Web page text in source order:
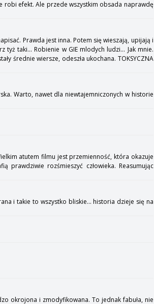
robi efekt. Ale przede wszystkim obsada naprawdę
Prawda jest inna. Potem się wieszają, upijają i
taki... Robienie w GIE mlodych ludzi... Jak mnie.
średnie wiersze, odeszła ukochana. TOKSYCZNA
Warto, nawet dla niewtajemniczonych w historie
atutem filmu jest przemienność, która okazuje
rozśmieszyć człowieka. Reasumując
i takie to wszystko bliskie... historia dzieje się na
okrojona i zmodyfikowana. To jednak fabuła, nie